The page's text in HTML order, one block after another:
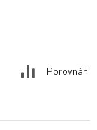
Porovnání